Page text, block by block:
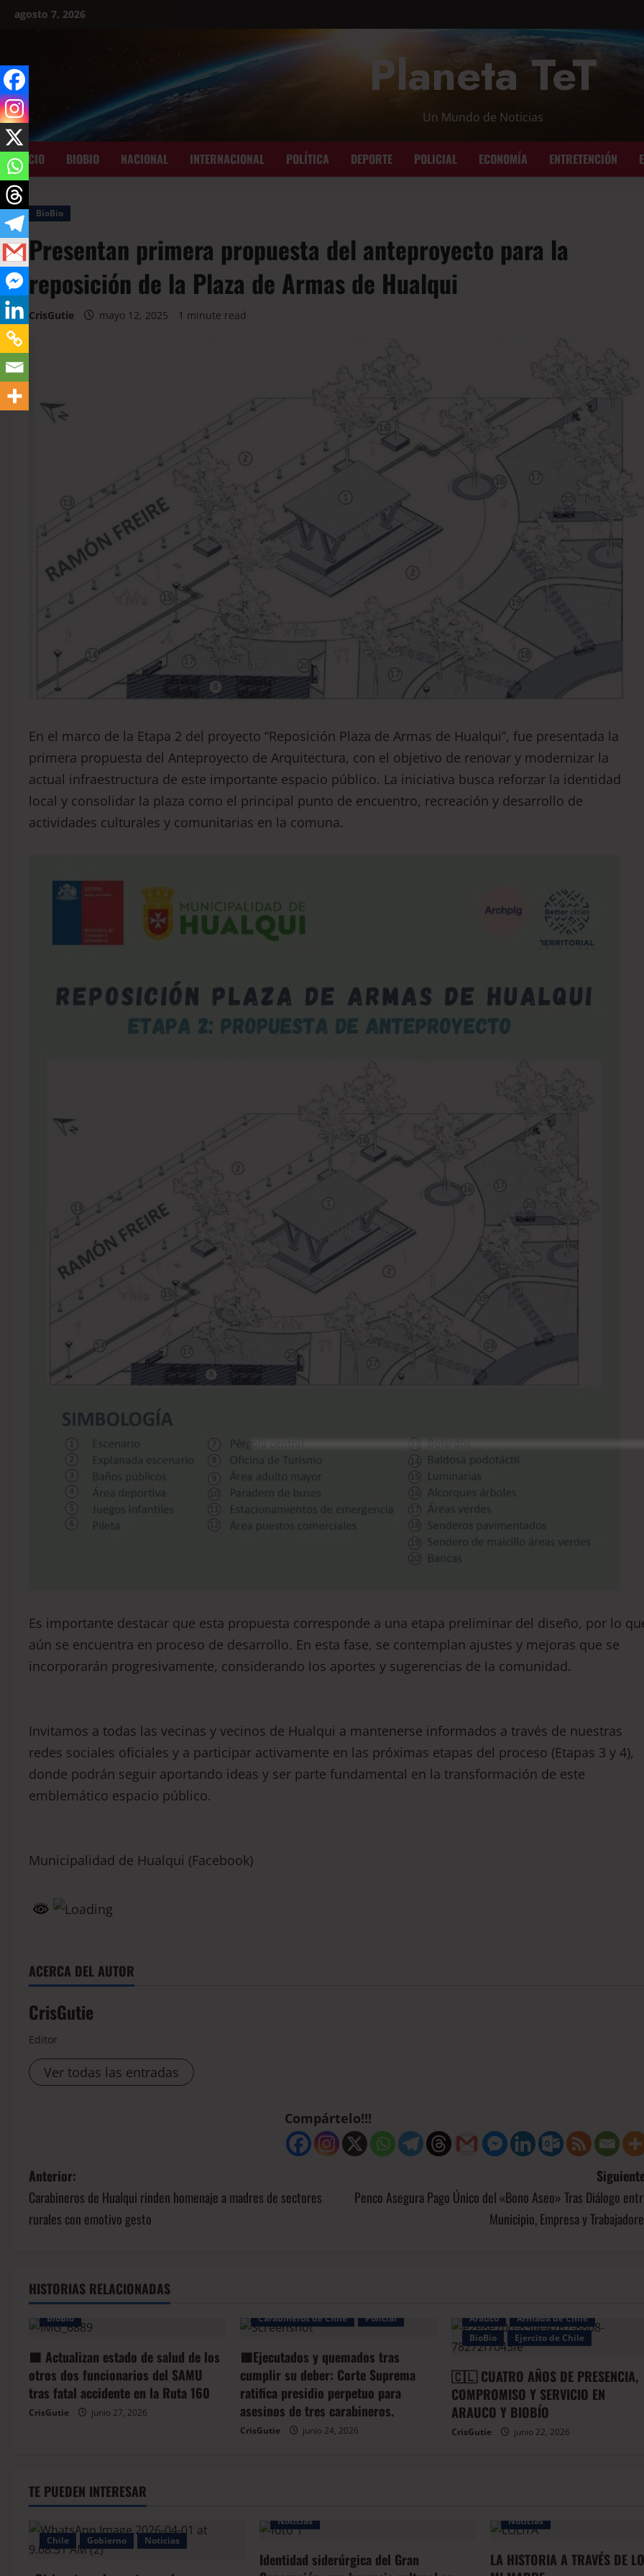
agosto 7, 2026
Planeta TeT
Un Mundo de Noticias
INICIO BIOBIO NACIONAL INTERNACIONAL POLÍTICA DEPORTE POLICIAL ECONOMÍA ENTRETENCIÓN
BioBio
Presentan primera propuesta del anteproyecto para la
reposición de la Plaza de Armas de Hualqui
CrisGutie mayo 12, 2025 1 minute read
En el marco de la Etapa 2 del proyecto “Reposición Plaza de Armas de Hualqui”, fue presentada la
primera propuesta del Anteproyecto de Arquitectura, con el objetivo de renovar y modernizar la
actual infraestructura de este importante espacio público. La iniciativa busca reforzar la identidad
local y consolidar la plaza como el principal punto de encuentro, recreación y desarrollo de
actividades culturales y comunitarias en la comuna.
Es importante destacar que esta propuesta corresponde a una etapa preliminar del diseño, por lo
aún se encuentra en proceso de desarrollo. En esta fase, se contemplan ajustes y mejoras que se
incorporarán progresivamente, considerando los aportes y sugerencias de la comunidad.
Invitamos a todas las vecinas y vecinos de Hualqui a mantenerse informados a través de nuestras
redes sociales oficiales y a participar activamente en las próximas etapas del proceso (Etapas 3 y 4),
donde podrán seguir aportando ideas y ser parte fundamental en la transformación de este
emblemático espacio público.
Municipalidad de Hualqui (Facebook)
ACERCA DEL AUTOR
CrisGutie
Editor
Ver todas las entradas
Compártelo!!!
Anterior:
Carabineros de Hualqui rinden homenaje a madres de sectores
rurales con emotivo gesto
Penco Asegura Pago Único del «Bono Aseo» Tras Diálogo
Municipio, Empresa y
HISTORIAS RELACIONADAS
BioBio
🟥 Actualizan estado de salud de los
otros dos funcionarios del SAMU
tras fatal accidente en la Ruta 160
CrisGutie junio 27, 2026
Carabineros de Chile
Policial
🟥Ejecutados y quemados tras
cumplir su deber: Corte Suprema
ratifica presidio perpetuo para
asesinos de tres carabineros.
CrisGutie junio 24, 2026
Arauco
Armada de Chile
BioBio
Ejercito de Chile
🇨🇱 CUATRO AÑOS DE PRESENCIA,
COMPROMISO Y SERVICIO EN
ARAUCO Y BIOBÍO
CrisGutie junio 22, 2026
TE PUEDEN INTERESAR
Chile Gobierno Noticias
Noticias
Identidad siderúrgica del Gran
Noticias
LA HISTORIA A TRAVÉS DE